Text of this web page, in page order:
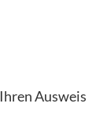
Ausweis